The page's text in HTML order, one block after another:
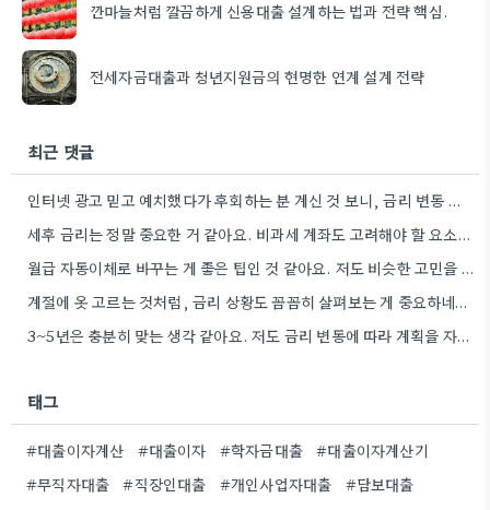
깐마늘처럼 깔끔하게 신용대출 설계하는 법과 전략 핵심.
전세자금대출과 청년지원금의 현명한 연계 설계 전략
최근 댓글
인터넷 광고 믿고 예치했다가 후회하는 분 계신 것 보니, 금리 변동 진짜 빠르게 돌아간다는 걸…
세후 금리는 정말 중요한 거 같아요. 비과세 계좌도 고려해야 할 요소인데, 실제 수령액 계산을 해보니…
월급 자동이체로 바꾸는 게 좋은 팁인 것 같아요. 저도 비슷한 고민을 하고 있는데, 실제로 금리…
계절에 옷 고르는 것처럼, 금리 상황도 꼼꼼히 살펴보는 게 중요하네요. 특히 장기적으로 대출을 할 때는…
3~5년은 충분히 맞는 생각 같아요. 저도 금리 변동에 따라 계획을 자주 수정하다 보니, 장기적인 관점에서…
태그
#대출이자계산 #대출이자 #학자금대출
#대출이자계산기
#무직자대출
#직장인대출 #개인사업자대출
#담보대출